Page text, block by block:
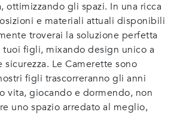
ottimizzando gli spazi. In una ricca
e materiali attuali disponibili
troverai la soluzione perfetta
figli, mixando design unico a
Le Camerette sono
figli trascorreranno gli anni
vita, giocando e dormendo, non
uno spazio arredato al meglio,